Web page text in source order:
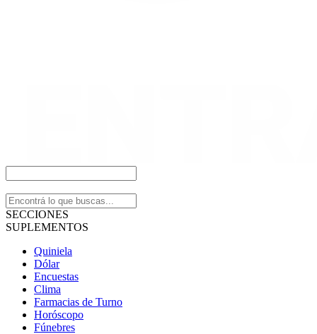
SECCIONES
SUPLEMENTOS
Quiniela
Dólar
Encuestas
Clima
Farmacias de Turno
Horóscopo
Fúnebres